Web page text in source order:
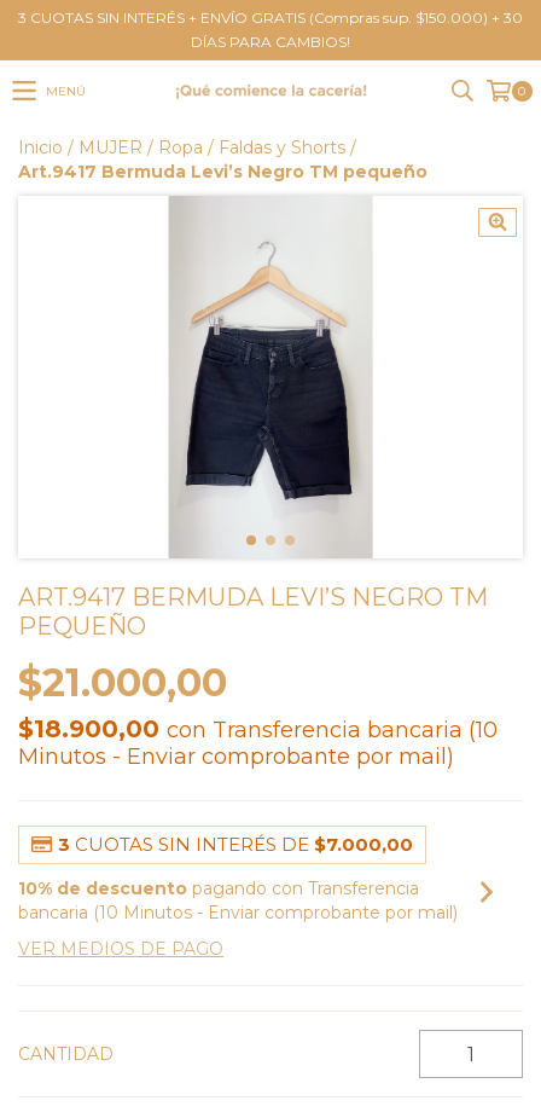
3 CUOTAS SIN INTERÉS + ENVÍO GRATIS (Compras sup. $150.000) + 30
DÍAS PARA CAMBIOS!
MENÚ 0
Inicio / MUJER / Ropa / Faldas y Shorts /
Art.9417 Bermuda Levi’s Negro TM pequeño
ART.9417 BERMUDA LEVI’S NEGRO TM
PEQUEÑO
$21.000,00
$18.900,00 con Transferencia bancaria (10
Minutos - Enviar comprobante por mail)
3 CUOTAS SIN INTERÉS DE $7.000,00
10% de descuento pagando con Transferencia
bancaria (10 Minutos - Enviar comprobante por mail)
VER MEDIOS DE PAGO
CANTIDAD